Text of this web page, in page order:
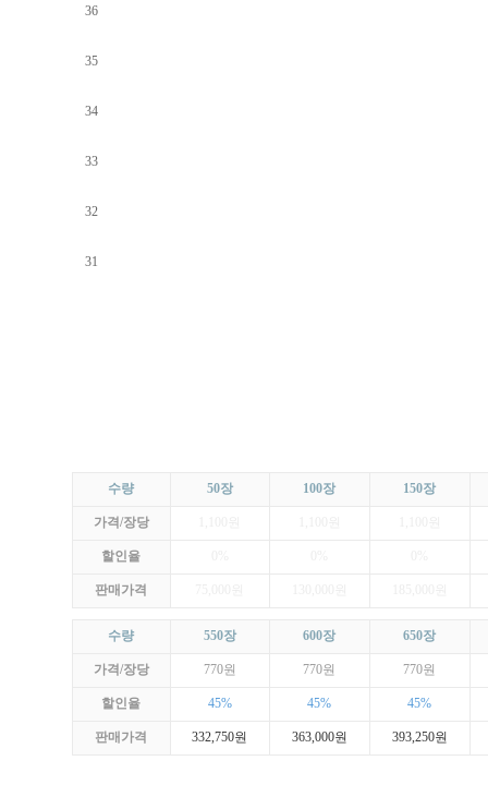
36
35
34
33
32
31
수량 50장 100장 150장
가격/장당
할인율
판매가격
수량 550장 600장 650장
가격/장당 770원 770원 770원
할인율 45% 45% 45%
판매가격 332,750원 363,000원 393,250원